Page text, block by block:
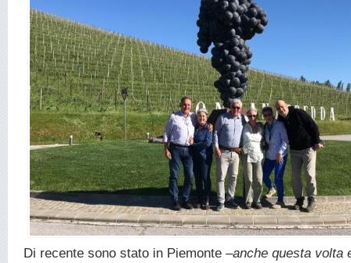
Di recente sono stato in Piemonte –anche questa volta